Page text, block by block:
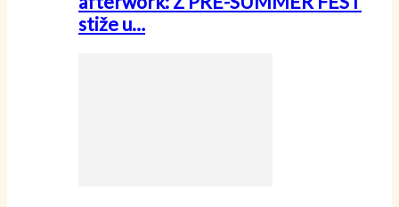
stiže u…